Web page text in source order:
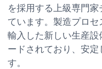
を採用する上級専門
ています。製造プロ
輸入した新しい生産
ードされており、安
す。